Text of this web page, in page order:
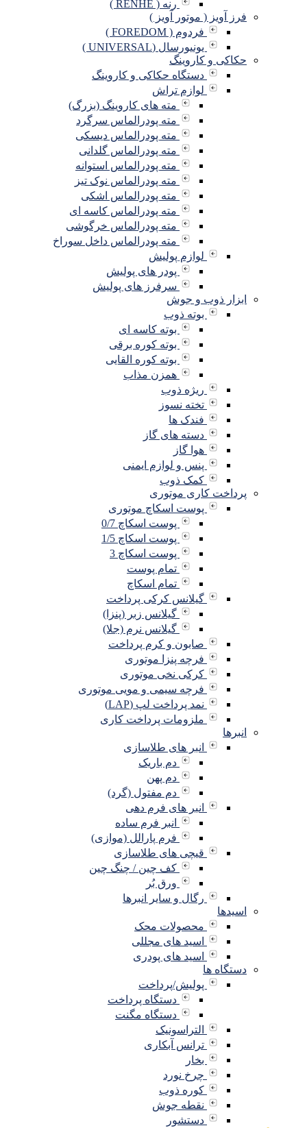
رنه ( RENHE )
فرز آویز ( موتور آویز )
فردوم ( FOREDOM )
یونیورسال (UNIVERSAL )
حکاکی و کاروینگ
دستگاه حکاکی و کاروینگ
لوازم تراش
مته های کاروینگ (بزرگ)
مته پودرالماس سرگرد
مته پودرالماس دیسکی
مته پودرالماس گلدانی
مته پودرالماس استوانه
مته پودرالماس نوک تیز
مته پودرالماس اشکی
مته پودرالماس کاسه ای
مته پودرالماس خرگوشی
مته پودرالماس داخل سوراخ
لوازم پولیش
پودر های پولیش
سرفرز های پولیش
ابزار ذوب و جوش
بوته ذوب
بوته کاسه ای
بوته کوره برقی
بوته کوره القایی
همزن مذاب
ریژه ذوب
تخته نسوز
فندک ها
دسته های گاز
هوا گاز
پنس و لوازم ایمنی
کمک ذوب
پرداخت کاری موتوری
پوست اسکاچ موتوری
پوست اسکاچ 0/7
پوست اسکاچ 1/5
پوست اسکاچ 3
تمام پوست
تمام اسکاچ
گیلانس کرکی پرداخت
گیلانس زبر (پنزا)
گیلانس نرم (جلا)
صابون و کرم پرداخت
فرچه پنزا موتوری
کرکی نخی موتوری
فرچه سیمی و مویی موتوری
نمد پرداخت لپ (LAP)
ملزومات پرداخت کاری
انبرها
انبر های طلاسازی
دم باریک
دم پهن
دم مفتول (گرد)
انبر های فرم دهی
انبر فرم ساده
فرم پارالل (موازی)
قیچی های طلاسازی
کف چین / چنگ چین
ورق بُر
رگال و سایر انبرها
اسیدها
محصولات محک
اسید های مجللی
اسید های پودری
دستگاه ها
پولیش/پرداخت
دستگاه پرداخت
دستگاه مگنت
التراسونیک
ترانس آبکاری
بخار
چرخ نورد
کوره ذوب
نقطه جوش
دستشور